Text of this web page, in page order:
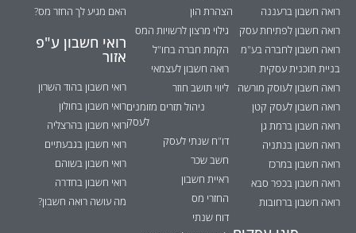
רואה חשבון ברעננה
רואה חשבון לפתיחת עסק
רואה חשבון לחברה בע"מ
בניית תוכנית עסקית
רואה חשבון לעוסק מורשה
רואה חשבון לעסק קטן
רואה חשבון ברמת גן
רואה חשבון בנתניה
רואה חשבון במרכז
רואה חשבון בכפר סבא
רואה חשבון ברחובות
הצהרת הון
גילוי מרצון לרשויות המס
הקמת חברה בחו"ל
רואה חשבון לעצמאי
ליווי תושב חוזר
ניהול תזרים מזומנים
לעסק
דו"ח שנתי לעסק
חשב שכר
ראיית חשבון
החזרי מס
דוח שנתי
האם מגיע לך החזר מס?
רואי חשבון ע"פ
אזור
רואי חשבון בהוד השרון
רואי חשבון בחולון
רואי חשבון בהרצליה
רואי חשבון בגבעתיים
רואי חשבון בשוהם
רואי חשבון בחדרה
מה עושה רואה חשבון?